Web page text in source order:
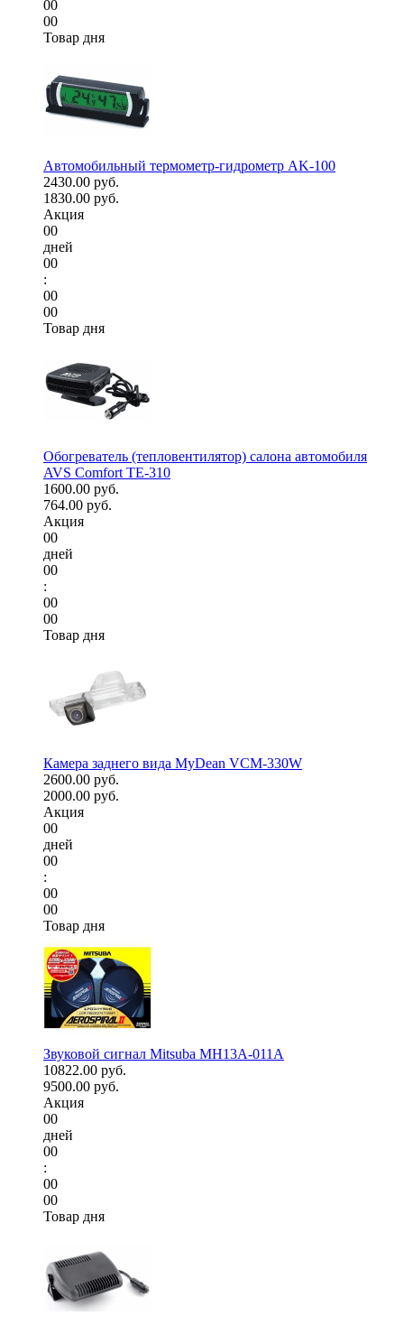
00
00
Товар дня
Автомобильный термометр-гидрометр AK-100
2430.00 руб.
1830.00 руб.
Акция
00
дней
00
:
00
00
Товар дня
Обогреватель (тепловентилятор) салона автомобиля
AVS Comfort TE-310
1600.00 руб.
764.00 руб.
Акция
00
дней
00
:
00
00
Товар дня
Камера заднего вида MyDean VCM-330W
2600.00 руб.
2000.00 руб.
Акция
00
дней
00
:
00
00
Товар дня
Звуковой сигнал Mitsuba MH13A-011A
10822.00 руб.
9500.00 руб.
Акция
00
дней
00
:
00
00
Товар дня